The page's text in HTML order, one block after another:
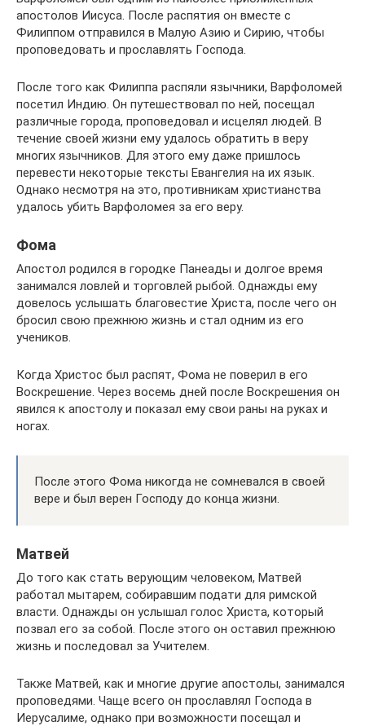
апостолов Иисуса. После распятия он вместе с
Филиппом отправился в Малую Азию и Сирию, чтобы
проповедовать и прославлять Господа.
После того как Филиппа распяли язычники, Варфоломей
посетил Индию. Он путешествовал по ней, посещал
различные города, проповедовал и исцелял людей. В
течение своей жизни ему удалось обратить в веру
многих язычников. Для этого ему даже пришлось
перевести некоторые тексты Евангелия на их язык.
Однако несмотря на это, противникам христианства
удалось убить Варфоломея за его веру.
Фома
Апостол родился в городке Панеады и долгое время
занимался ловлей и торговлей рыбой. Однажды ему
довелось услышать благовестие Христа, после чего он
бросил свою прежнюю жизнь и стал одним из его
учеников.
Когда Христос был распят, Фома не поверил в его
Воскрешение. Через восемь дней после Воскрешения он
явился к апостолу и показал ему свои раны на руках и
ногах.
После этого Фома никогда не сомневался в своей
вере и был верен Господу до конца жизни.
Матвей
До того как стать верующим человеком, Матвей
работал мытарем, собиравшим подати для римской
власти. Однажды он услышал голос Христа, который
позвал его за собой. После этого он оставил прежнюю
жизнь и последовал за Учителем.
Также Матвей, как и многие другие апостолы, занимался
проповедями. Чаще всего он прославлял Господа в
Иерусалиме, однако при возможности посещал и